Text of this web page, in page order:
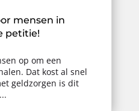
mensen in
petitie!
op om een
Dat kost al snel
geldzorgen is dit